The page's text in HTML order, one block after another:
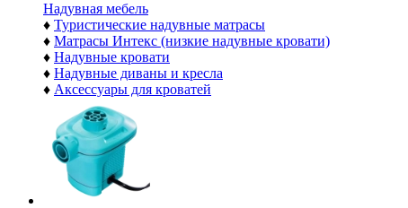
Надувная мебель
♦ Туристические надувные матрасы
♦ Матрасы Интекс (низкие надувные кровати)
♦ Надувные кровати
♦ Надувные диваны и кресла
♦ Аксессуары для кроватей